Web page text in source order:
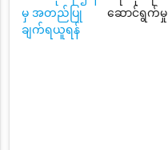
မှ အတည်ပြု
ချက်ရယူရန်
ဆောင်ရွက်မှု